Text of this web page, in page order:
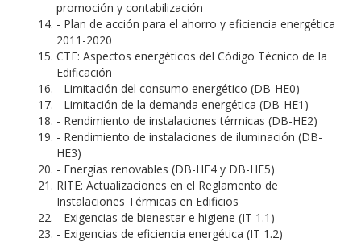
promoción y contabilización
- Plan de acción para el ahorro y eficiencia energética
2011-2020
CTE: Aspectos energéticos del Código Técnico de la
Edificación
- Limitación del consumo energético (DB-HE0)
- Limitación de la demanda energética (DB-HE1)
- Rendimiento de instalaciones térmicas (DB-HE2)
- Rendimiento de instalaciones de iluminación (DB-
HE3)
- Energías renovables (DB-HE4 y DB-HE5)
RITE: Actualizaciones en el Reglamento de
Instalaciones Térmicas en Edificios
- Exigencias de bienestar e higiene (IT 1.1)
- Exigencias de eficiencia energética (IT 1.2)